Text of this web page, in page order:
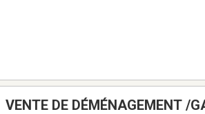
VENTE DE DÉMÉNAGEMENT /